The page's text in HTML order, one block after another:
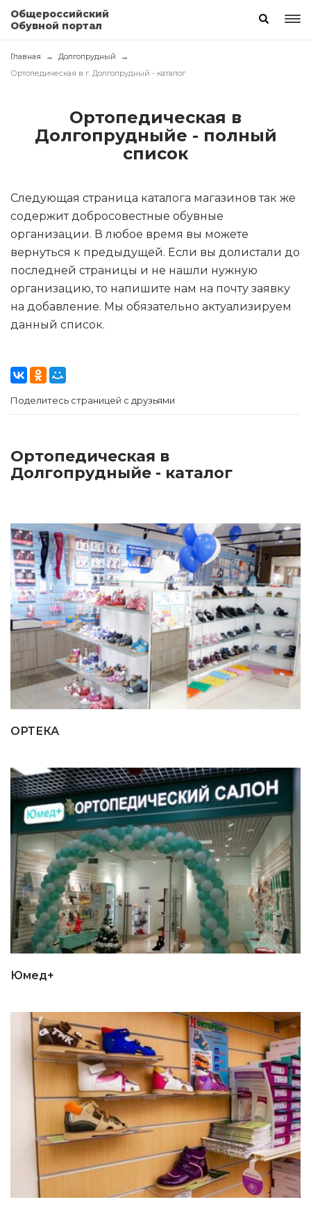
Общероссийский
Обувной портал
Главная
Долгопрудный
Ортопедическая в г. Долгопрудный - каталог
Ортопедическая в
Долгопрудныйе - полный
список
Следующая страница каталога магазинов так же
содержит добросовестные обувные
организации. В любое время вы можете
вернуться к предыдущей. Если вы долистали до
последней страницы и не нашли нужную
организацию, то напишите нам на почту заявку
на добавление. Мы обязательно актуализируем
данный список.
Поделитесь страницей с друзьями
Ортопедическая в
Долгопрудныйе - каталог
ОРТЕКА
Юмед+